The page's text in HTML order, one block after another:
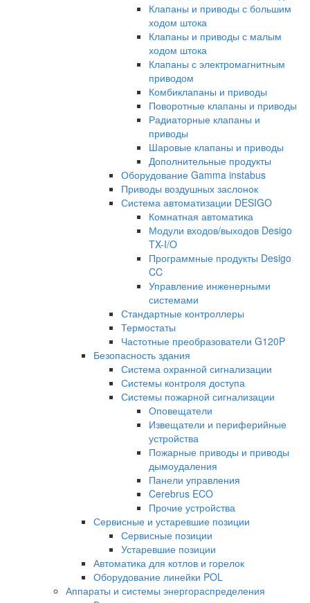
Клапаны и приводы с большим
ходом штока
Клапаны и приводы с малым
ходом штока
Клапаны с электромагнитным
приводом
Комбиклапаны и приводы
Поворотные клапаны и приводы
Радиаторные клапаны и
приводы
Шаровые клапаны и приводы
Дополнительные продукты
Оборудование Gamma instabus
Приводы воздушных заслонок
Система автоматизации DESIGO
Комнатная автоматика
Модули входов/выходов Desigo
TX-I/O
Программные продукты Desigo
CC
Управление инженерными
системами
Стандартные контроллеры
Термостаты
Частотные преобразователи G120P
Безопасность здания
Система охранной сигнализации
Системы контроля доступа
Системы пожарной сигнализации
Оповещатели
Извещатели и периферийные
устройства
Пожарные приводы и приводы
дымоудаления
Панели управления
Cerebrus ECO
Прочие устройства
Сервисные и устаревшие позиции
Сервисные позиции
Устаревшие позиции
Автоматика для котлов и горелок
Оборудование линейки POL
Аппараты и системы энергораспределения